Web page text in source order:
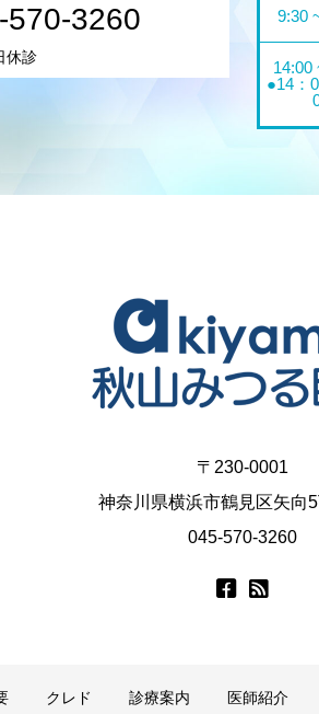
570-3260
休診
9:30
14:00
●14：
〒230-0001
神奈川県横浜市鶴見区矢向
045-570-3260
クレド 診療案内 医師紹介